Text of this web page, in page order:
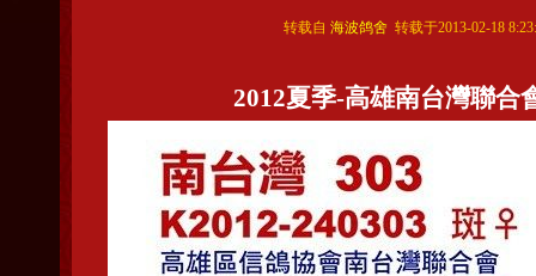
转载自 海波鸽舍 转载于2013-02-18
2012夏季-高雄南台灣聯合